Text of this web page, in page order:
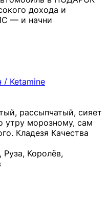
дохода и
— и начни
/ Ketamine
рассыпчатый, сияет
утру морозному, сам
Кладезя Качества
Королёв,